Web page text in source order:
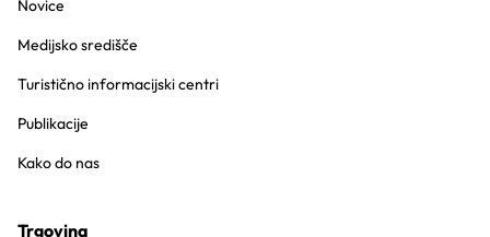
Novice
Medijsko središče
Turistično informacijski centri
Publikacije
Kako do nas
Trgovina